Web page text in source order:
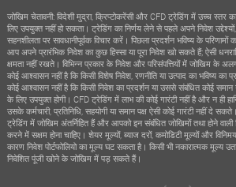
जोखिम चेतावनी: विदेशी मुद्रा, क्रिप्टोकरेंसी और CFD ट्रेडिंग में उच्च स्तर
लिए उपयुक्त नहीं हो सकता। ट्रेडिंग का निर्णय लेने से पहले अपने निवेश
सहनशीलता पर सावधानीपूर्वक विचार करें। पिछला प्रदर्शन भविष्य के
आप अपने प्रारंभिक निवेश का कुछ हिस्सा या पूरा निवेश खो सकते हैं; ऐसी
क्षमता नहीं रखते। विभिन्न प्रकार के निवेश और परिसंपत्तियों में जोखिम के
कोई आश्वासन नहीं है कि किसी विशेष निवेश, रणनीति या उत्पाद का भविष्य का
कोई आश्वासन नहीं है कि किसी निवेश का प्रदर्शन या उससे संबंधित कोई समान
के लिए उपयुक्त होगी। CFD ट्रेडिंग में लाभ की कोई गारंटी नहीं है और न ही
उसके कर्मचारी, प्रतिनिधि, सहयोगी या समान पक्ष ऐसी कोई गारंटी नहीं दे
ट्रेडिंग में जोखिम अंतर्निहित हैं और आपको इन संबंधित जोखिमों तथा होने वाली
करने में सक्षम होना चाहिए। शेयर मूल्यों, ब्याज दरों, कमोडिटी मूल्यों और
कारण निवेश पोर्टफोलियो का मूल्य घट सकता है। किसी भी नकारात्मक मूल्य
निवेशित पूंजी खोने के जोखिम में पड़ सकते हैं।